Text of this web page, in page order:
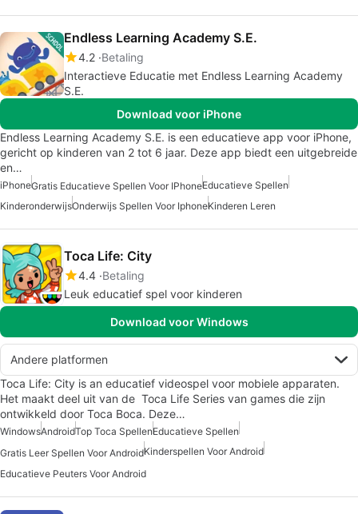
Endless Learning Academy S.E.
4.2 Betaling
Interactieve Educatie met Endless Learning Academy
S.E.
Download voor iPhone
Endless Learning Academy S.E. is een educatieve app voor iPhone,
gericht op kinderen van 2 tot 6 jaar. Deze app biedt een uitgebreide
en…
iPhoneGratis Educatieve Spellen Voor IPhoneEducatieve Spellen
KinderonderwijsOnderwijs Spellen Voor IphoneKinderen Leren
Toca Life: City
4.4 Betaling
Leuk educatief spel voor kinderen
Download voor Windows
Andere platformen
Toca Life: City is an educatief videospel voor mobiele apparaten.
Het maakt deel uit van de Toca Life Series van games die zijn
ontwikkeld door Toca Boca. Deze…
WindowsAndroidTop Toca SpellenEducatieve Spellen
Gratis Leer Spellen Voor AndroidKinderspellen Voor Android
Educatieve Peuters Voor Android